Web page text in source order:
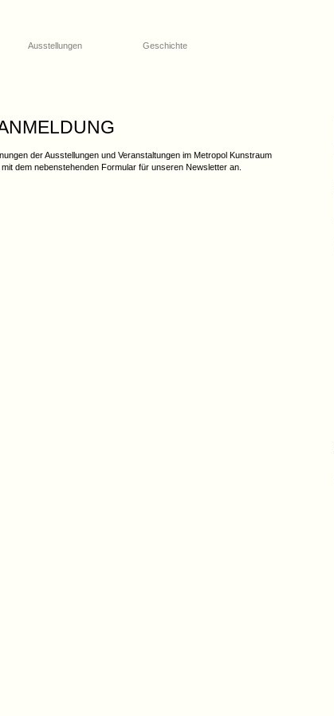
Ausstellungen Geschichte
der Ausstellungen und Veranstaltungen im Metropol Kunstraum
dem nebenstehenden Formular für unseren Newsletter an.